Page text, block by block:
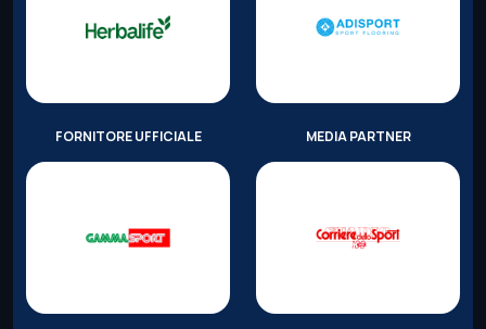
FORNITORE UFFICIALE MEDIA PARTNER